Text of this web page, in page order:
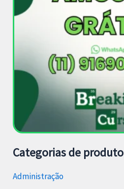
Categorias de produto
Administração